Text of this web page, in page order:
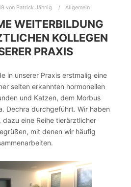
von Patrick Jähnig Allgemein
WEITERBILDUNG
KOLLEGEN
PRAXIS
in unserer Praxis erstmalig eine
selten erkannten hormonellen
und Katzen, dem Morbus
Dechra durchgeführt. Wir haben
dazu eine Reihe tierärztlicher
mit denen wir häufig